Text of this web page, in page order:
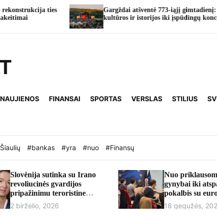
Gargždai atšventė 773-iąjį gimtadienį: nuo
kultūros ir istorijos iki įspūdingų koncertų
FINANSAI SPORTAS VERSLAS STILIUS
#bankas #yra #nuo #Finansų
Slovėnija sutinka su Irano
revoliucinės gvardijos
pripažinimu teroristine
organizacija
2 birželio, 2026
Nuo
gynybai iki
pokalbis su
Andriumi
18 gegužės,